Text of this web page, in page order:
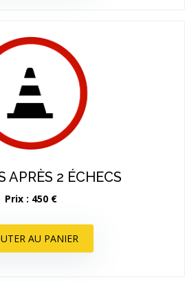
APRÈS 2 ÉCHECS
Prix : 450 €
AU PANIER